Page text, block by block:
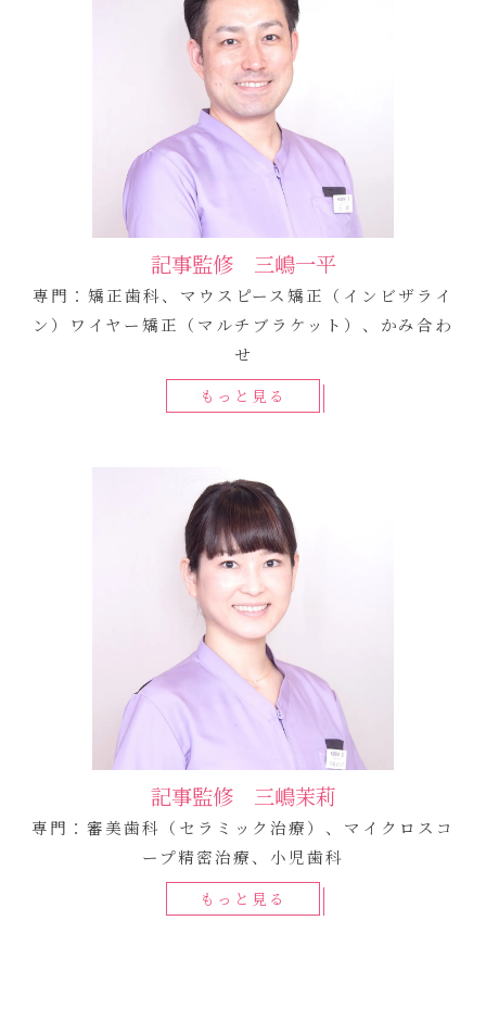
記事監修 三嶋一平
専門：矯正歯科、マウスピース矯正（インビザライ
ン）ワイヤー矯正（マルチブラケット）、かみ合わ
せ
もっと見る
記事監修 三嶋茉莉
専門：審美歯科（セラミック治療）、マイクロスコ
ープ精密治療、小児歯科
もっと見る